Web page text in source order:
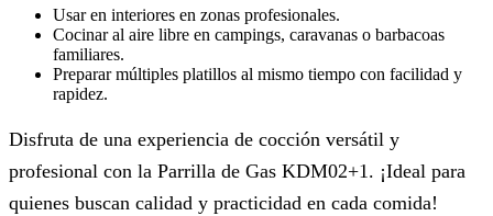
Usar en interiores en zonas profesionales.
Cocinar al aire libre en campings, caravanas o barbacoas
familiares.
Preparar múltiples platillos al mismo tiempo con facilidad y
rapidez.
Disfruta de una experiencia de cocción versátil y
profesional con la Parrilla de Gas KDM02+1. ¡Ideal para
quienes buscan calidad y practicidad en cada comida!